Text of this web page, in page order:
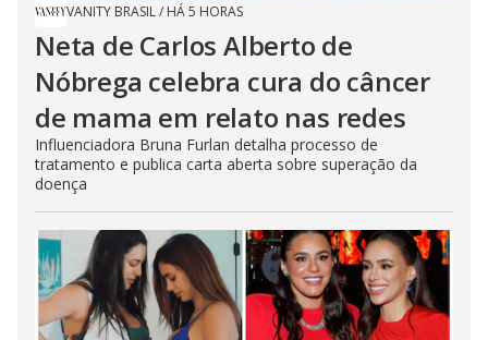
VANITY BRASIL/ HÁ 5 HORAS
Neta de Carlos Alberto de
Nóbrega celebra cura do câncer
de mama em relato nas redes
Influenciadora Bruna Furlan detalha processo de
tratamento e publica carta aberta sobre superação da
doença